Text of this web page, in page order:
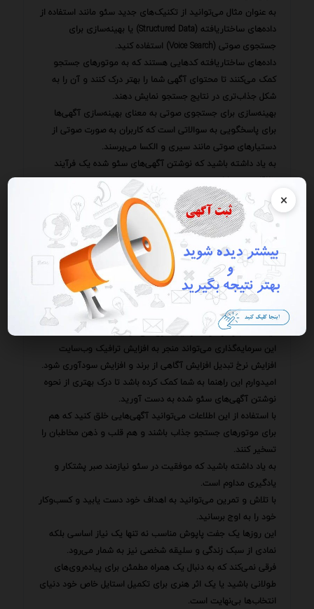
×
به عنوان مثال می‌توانید از تکنیک‌های جدید سئو مانند استفاده از
داده‌های ساختاریافته (Structured Data) یا بهینه‌سازی برای
جستجوی صوتی (Voice Search) استفاده کنید.
داده‌های ساختاریافته کدهایی هستند که به موتورهای جستجو
کمک می‌کنند تا محتوای آگهی شما را بهتر درک کنند و آن را به
شکل جذاب‌تری در نتایج جستجو نمایش دهند.
بهینه‌سازی برای جستجوی صوتی به معنای بهینه‌سازی آگهی‌ها
برای پاسخگویی به سوالاتی است که کاربران به صورت صوتی از
دستیارهای صوتی مانند سیری و الکسا می‌پرسند.
به یاد داشته باشید که نوشتن آگهی‌های سئو شده یک فرآیند
خلاقانه و پویا است.
شما باید همواره به دنبال ایده‌های جدید برای جذب مخاطبان و
بهبود رتبه خود در نتایج جستجو باشید.
با تمرین و پشتکار می‌توانید به یک متخصص در نوشتن آگهی‌های
سئو شده تبدیل شوید و به کسب‌وکار خود کمک کنید تا رقابتی
بازاریابی دیجیتال به موفقیت دست یابد.
به یاد داشته باشید که آگهی شما ویترین کسب‌وکار شما آنلاین
است.
با سرمایه‌گذاری در نوشتن آگهی‌های سئو شده شما در واقع در
آینده کسب‌وکار خود سرمایه‌گذاری می‌کنید.
این سرمایه‌گذاری می‌تواند منجر به افزایش ترافیک وب‌سایت
افزایش نرخ تبدیل افزایش آگاهی از برند و افزایش سودآوری شود.
امیدوارم این راهنما به شما کمک کرده باشد تا درک بهتری از نحوه
نوشتن آگهی‌های سئو شده به دست آورید.
با استفاده از این اطلاعات می‌توانید آگهی‌هایی خلق کنید که هم
برای موتورهای جستجو جذاب باشند و هم قلب و ذهن مخاطبان را
تسخیر کنند.
به یاد داشته باشید که موفقیت در سئو نیازمند صبر پشتکار و
یادگیری مداوم است.
با تلاش و تمرین می‌توانید به اهداف خود دست یابید و کسب‌وکار
خود را به اوج برسانید.
این روزها یک جفت پاپوش مناسب نه تنها یک نیاز اساسی بلکه
نمادی از سبک زندگی و سلیقه شخصی نیز به شمار می‌رود.
فرقی نمی‌کند که به دنبال یک همراه مطمئن برای پیاده‌روی‌های
طولانی باشید یا یک اثر هنری برای تکمیل استایل خاص خود دنیای
انتخاب‌ها بی‌نهایت است.